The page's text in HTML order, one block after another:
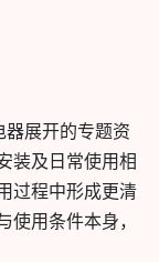
器展开的专题资
装及日常使用相
过程中形成更清
使用条件本身，